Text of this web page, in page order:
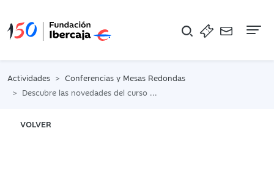
Actividades
Conferencias y Mesas Redondas
Descubre las novedades del curso 2026-2027 de Campus Fundación Ibercaja
VOLVER